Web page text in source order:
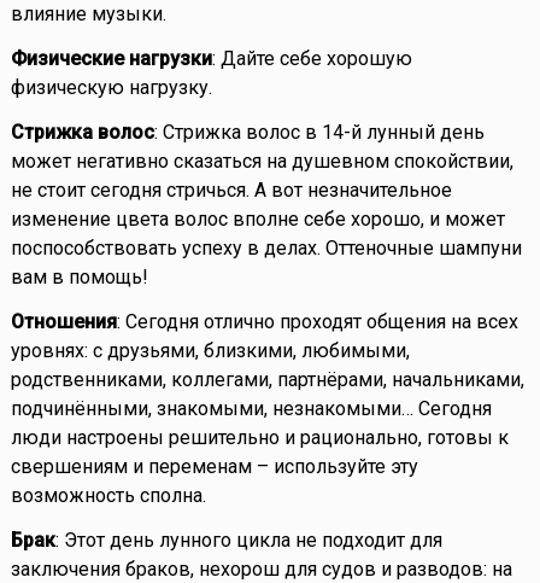
влияние музыки.
Физические нагрузки: Дайте себе хорошую
физическую нагрузку.
Стрижка волос: Стрижка волос в 14-й лунный день
может негативно сказаться на душевном спокойствии,
не стоит сегодня стричься. А вот незначительное
изменение цвета волос вполне себе хорошо, и может
поспособствовать успеху в делах. Оттеночные шампуни
вам в помощь!
Отношения: Сегодня отлично проходят общения на всех
уровнях: с друзьями, близкими, любимыми,
родственниками, коллегами, партнёрами, начальниками,
подчинёнными, знакомыми, незнакомыми… Сегодня
люди настроены решительно и рационально, готовы к
свершениям и переменам – используйте эту
возможность сполна.
Брак: Этот день лунного цикла не подходит для
заключения браков, нехорош для судов и разводов: на